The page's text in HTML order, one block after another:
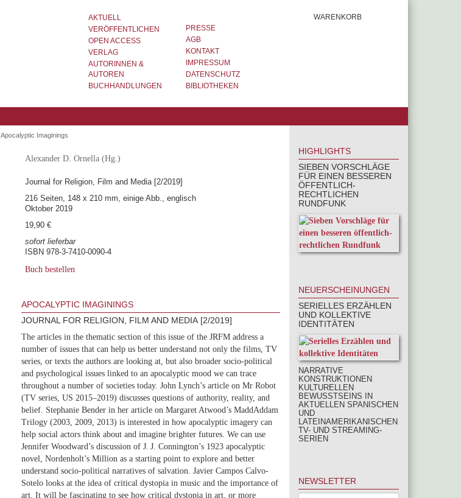
AKTUELL
VERÖFFENTLICHEN
OPEN ACCESS
VERLAG
AUTORINNEN &
AUTOREN
BUCHHANDLUNGEN
PRESSE
AGB
KONTAKT
IMPRESSUM
DATENSCHUTZ
BIBLIOTHEKEN
WARENKORB
Apocalyptic Imaginings
Alexander D. Ornella (Hg.)
Journal for Religion, Film and Media [2/2019]
216 Seiten, 148 x 210 mm, einige Abb., englisch
Oktober 2019
19,90 €
sofort lieferbar
ISBN 978-3-7410-0090-4
Buch bestellen
APOCALYPTIC IMAGININGS
JOURNAL FOR RELIGION, FILM AND MEDIA [2/2019]
The articles in the thematic section of this issue of the JRFM address a
number of issues that can help us better understand not only the films, TV
series, or texts the authors are looking at, but also broader socio-political
and psychological issues linked to an apocalyptic mood we can trace
throughout a number of societies today. John Lynch’s article on Mr Robot
(TV series, US 2015–2019) discusses questions of authority, reality, and
belief. Stephanie Bender in her article on Margaret Atwood’s MaddAddam
Trilogy (2003, 2009, 2013) is interested in how apocalyptic imagery can
help social actors think about and imagine brighter futures. We can use
Jennifer Woodward’s discussion of J. J. Connington’s 1923 apocalyptic
novel, Nordenholt’s Million as a starting point to explore and better
understand socio-political narratives of salvation. Javier Campos Calvo-
Sotelo looks at the idea of critical dystopia in music and the importance of
art. It will be fascinating to see how critical dystopia in art, or more
HIGHLIGHTS
SIEBEN VORSCHLÄGE
FÜR EINEN BESSEREN
ÖFFENTLICH-
RECHTLICHEN
RUNDFUNK
NEUERSCHEINUNGEN
SERIELLES ERZÄHLEN
UND KOLLEKTIVE
IDENTITÄTEN
NARRATIVE
KONSTRUKTIONEN
KULTURELLEN
BEWUSSTSEINS IN
AKTUELLEN SPANISCHEN
UND
LATEINAMERIKANISCHEN
TV- UND STREAMING-
SERIEN
NEWSLETTER